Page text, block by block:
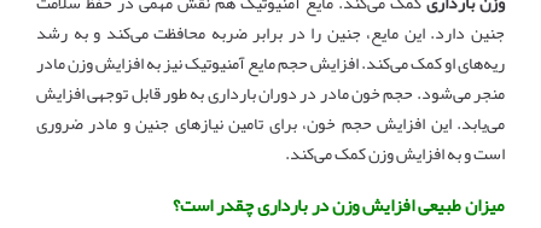
جنین دارد. این مایع، جنین را در برابر ضربه محافظت می‌کند و به رشد
ریه‌های او کمک می‌کند. افزایش حجم مایع آمنیوتیک نیز به افزایش وزن مادر
منجر می‌شود. حجم خون مادر در دوران بارداری به طور قابل توجهی افزایش
می‌یابد. این افزایش حجم خون، برای تامین نیازهای جنین و مادر ضروری
است و به افزایش وزن کمک می‌کند.
میزان طبیعی افزایش وزن در بارداری چقدر است؟